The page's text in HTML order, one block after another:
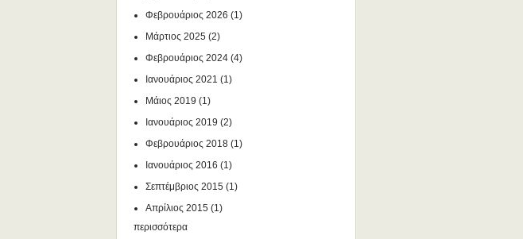
Φεβρουάριος 2026 (1)
Μάρτιος 2025 (2)
Φεβρουάριος 2024 (4)
Ιανουάριος 2021 (1)
Μάιος 2019 (1)
Ιανουάριος 2019 (2)
Φεβρουάριος 2018 (1)
Ιανουάριος 2016 (1)
Σεπτέμβριος 2015 (1)
Απρίλιος 2015 (1)
περισσότερα